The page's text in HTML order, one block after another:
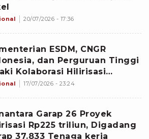
20/07/2026 - 17:36
ESDM, CNGR
dan Perguruan Tinggi
Kolaborasi Hilirisasi
17/07/2026 - 23:24
Garap 26 Proyek
Rp225 triliun, Digadang
37.833 Tenaga kerja